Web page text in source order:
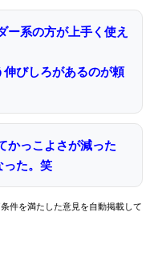
系の方が上手く使え
びしろがあるのが頼
かっこよさが減った
った。笑
件を満たした意見を自動掲載して